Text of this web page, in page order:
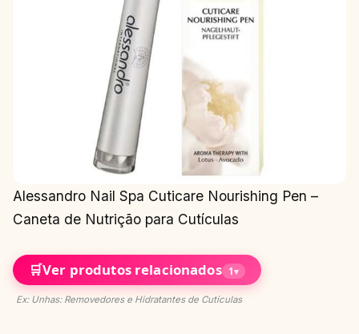
Alessandro Nail Spa Cuticare Nourishing Pen –
Caneta de Nutrição para Cutículas
🛒Ver produtos relacionados 1▾
Ex: Unhas: Removedores e Hidratantes de Cutículas